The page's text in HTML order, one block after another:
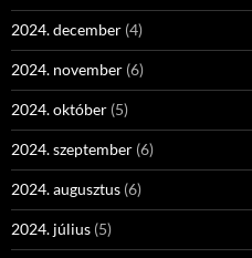
2024. december (4)
2024. november (6)
2024. október (5)
2024. szeptember (6)
2024. augusztus (6)
2024. július (5)